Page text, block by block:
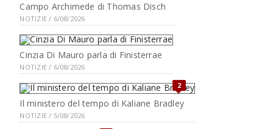
Campo Archimede di Thomas Disch
NOTIZIE / 6/08/2026
Cinzia Di Mauro parla di Finisterrae
NOTIZIE / 6/08/2026
2
Il ministero del tempo di Kaliane Bradley
NOTIZIE / 5/08/2026